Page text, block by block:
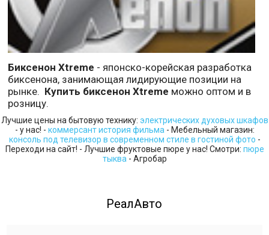
Биксенон Xtreme - японско-корейская разработка
биксенона, занимающая лидирующие позиции на
рынке. Купить биксенон Xtreme можно оптом и в
розницу.
Лучшие цены на бытовую технику: электрических духовых шкафов
- у нас! - коммерсант история фильма - Мебельный магазин:
консоль под телевизор в современном стиле в гостиной фото -
Переходи на сайт! - Лучшие фруктовые пюре у нас! Смотри: пюре
тыква - Агробар
РеалАвто